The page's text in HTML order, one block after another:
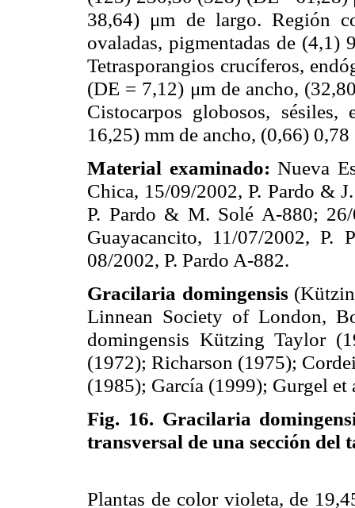
38,64) μm de largo. Región
ovaladas, pigmentadas de
Tetrasporangios crucíferos,
(DE = 7,12) μm de ancho,
Cistocarpos globosos,
16,25) mm de ancho, (0,66)
Material examinado: Nueva
Chica, 15/09/2002, P. Pardo &
P. Pardo & M. Solé A-880;
Guayacancito, 11/07/2002,
08/2002, P. Pardo A-882.
Gracilaria domingensis
Linnean Society of London,
domingensis Kützing Taylor
(1972); Richarson (1975);
(1985); García (1999); Gurgel
Fig. 16. Gracilaria
transversal de una sección del
Plantas de color violeta, de